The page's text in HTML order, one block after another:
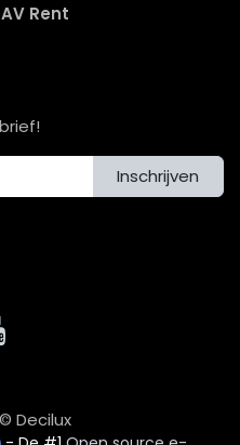
Rent
Inschrijven
Decilux